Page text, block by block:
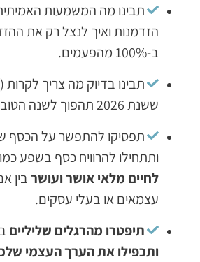
מה המשמעות האמיתית
ואיך לנצל רק את ההזדמנות
בדיוק מה צריך לקרות (צעד אחר
להתפשר על הכסף שאתם
להרוויח כסף בשפע כמו שמגיע
מלאי אושר ועושרבין אם אתם
או בעלי עסקים.
מהרגלים שלילייםבקלות
את הערך העצמי שלכם.בלי